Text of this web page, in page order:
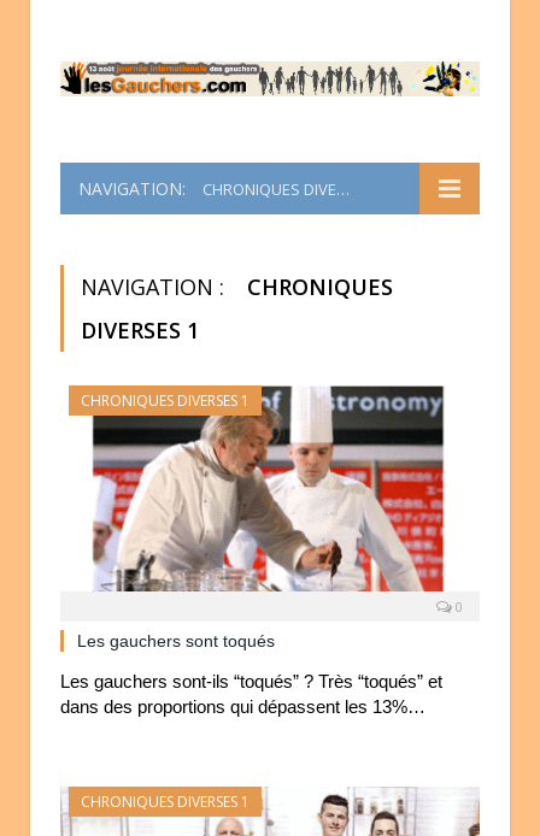
NAVIGATION: CHRONIQUES DIVERSES 1
NAVIGATION :
CHRONIQUES
DIVERSES 1
CHRONIQUES DIVERSES 1
0
Les gauchers sont toqués
Les gauchers sont-ils “toqués” ? Très “toqués” et
dans des proportions qui dépassent les 13%…
CHRONIQUES DIVERSES 1